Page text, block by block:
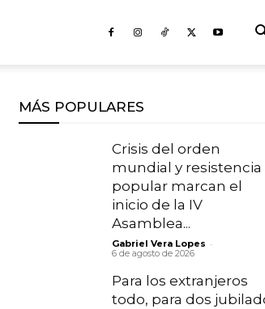
MÁS POPULARES
Crisis del orden
mundial y resistencia
popular marcan el
inicio de la IV
Asamblea...
Gabriel Vera Lopes -
6 de agosto de 2026
Para los extranjeros
todo, para dos